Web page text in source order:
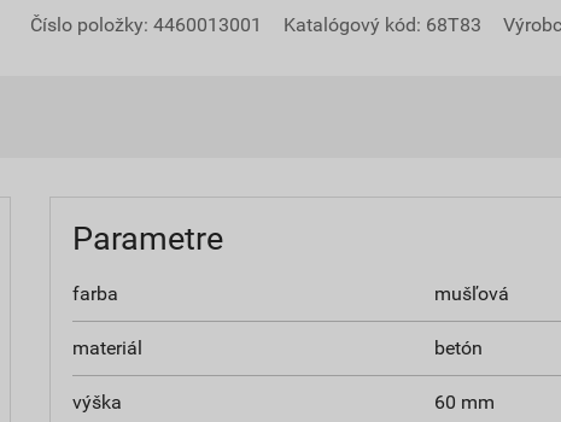
Číslo položky: 4460013001 Katalógový kód: 68T83
Parametre
farba mušľová
materiál betón
výška 60 mm